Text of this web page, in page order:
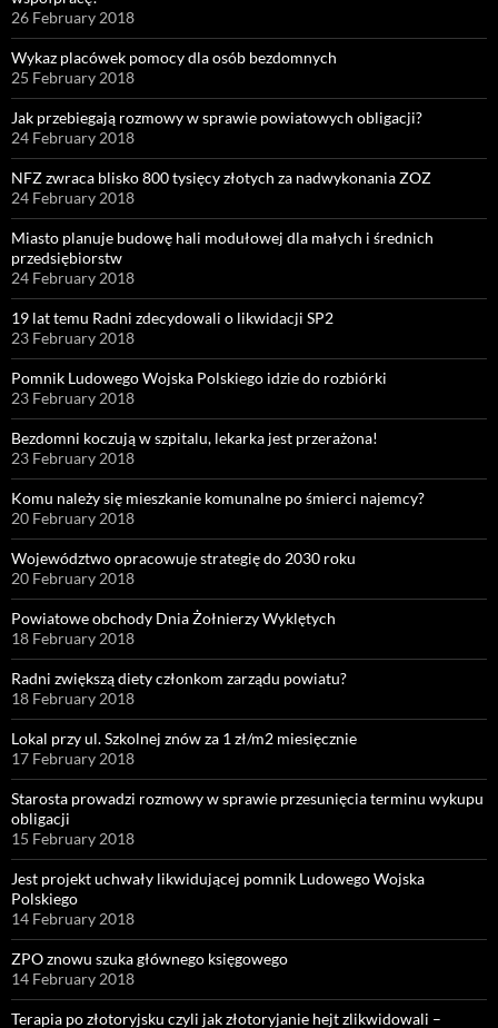
26 February 2018
Wykaz placówek pomocy dla osób bezdomnych
25 February 2018
Jak przebiegają rozmowy w sprawie powiatowych obligacji?
24 February 2018
NFZ zwraca blisko 800 tysięcy złotych za nadwykonania ZOZ
24 February 2018
Miasto planuje budowę hali modułowej dla małych i średnich
przedsiębiorstw
24 February 2018
19 lat temu Radni zdecydowali o likwidacji SP2
23 February 2018
Pomnik Ludowego Wojska Polskiego idzie do rozbiórki
23 February 2018
Bezdomni koczują w szpitalu, lekarka jest przerażona!
23 February 2018
Komu należy się mieszkanie komunalne po śmierci najemcy?
20 February 2018
Województwo opracowuje strategię do 2030 roku
20 February 2018
Powiatowe obchody Dnia Żołnierzy Wyklętych
18 February 2018
Radni zwiększą diety członkom zarządu powiatu?
18 February 2018
Lokal przy ul. Szkolnej znów za 1 zł/m2 miesięcznie
17 February 2018
Starosta prowadzi rozmowy w sprawie przesunięcia terminu wykupu
obligacji
15 February 2018
Jest projekt uchwały likwidującej pomnik Ludowego Wojska
Polskiego
14 February 2018
ZPO znowu szuka głównego księgowego
14 February 2018
Terapia po złotoryjsku czyli jak złotoryjanie hejt zlikwidowali –